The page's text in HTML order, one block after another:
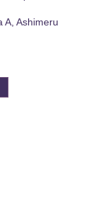
A, Ashimeru